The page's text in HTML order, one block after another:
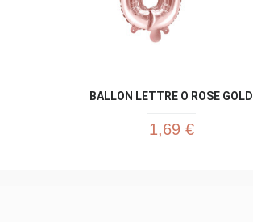
BALLON LETTRE O ROSE GOLD
1,69 €